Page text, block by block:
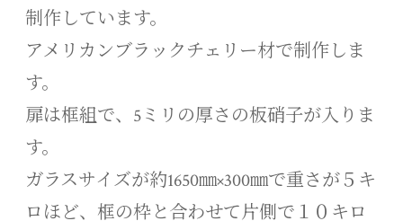
制作しています。
アメリカンブラックチェリー材で制作しま
す。
扉は框組で、5ミリの厚さの板硝子が入りま
す。
ガラスサイズが約1650㎜×300㎜で重さが５キ
ロほど、框の枠と合わせて片側で１０キロ